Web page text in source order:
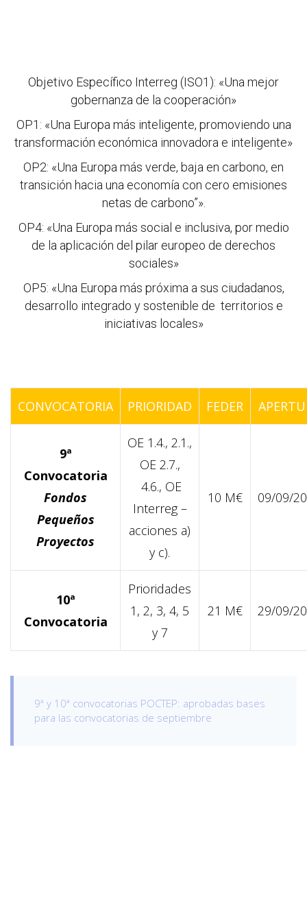
Objetivo Específico Interreg (ISO1): «Una mejor
gobernanza de la cooperación»
OP1: «Una Europa más inteligente, promoviendo una
transformación económica innovadora e inteligente»
OP2: «Una Europa más verde, baja en carbono, en
transición hacia una economía con cero emisiones
netas de carbono”».
OP4: «Una Europa más social e inclusiva, por medio
de la aplicación del pilar europeo de derechos
sociales»
OP5: «Una Europa más próxima a sus ciudadanos,
desarrollo integrado y sostenible de territorios e
iniciativas locales»
CONVOCATORIA PRIORIDAD FEDER
9ª
Convocatoria
Fondos
Pequeños
Proyectos
OE 1.4., 2.1.,
OE 2.7.,
4.6., OE
Interreg –
acciones a)
y c).
10 M€ 09/09/
10ª
Convocatoria
Prioridades
1, 2, 3, 4, 5
y 7
21 M€ 29/09/
9ª y 10ª convocatorias POCTEP: aprobadas bases
para las convocatorias de septiembre